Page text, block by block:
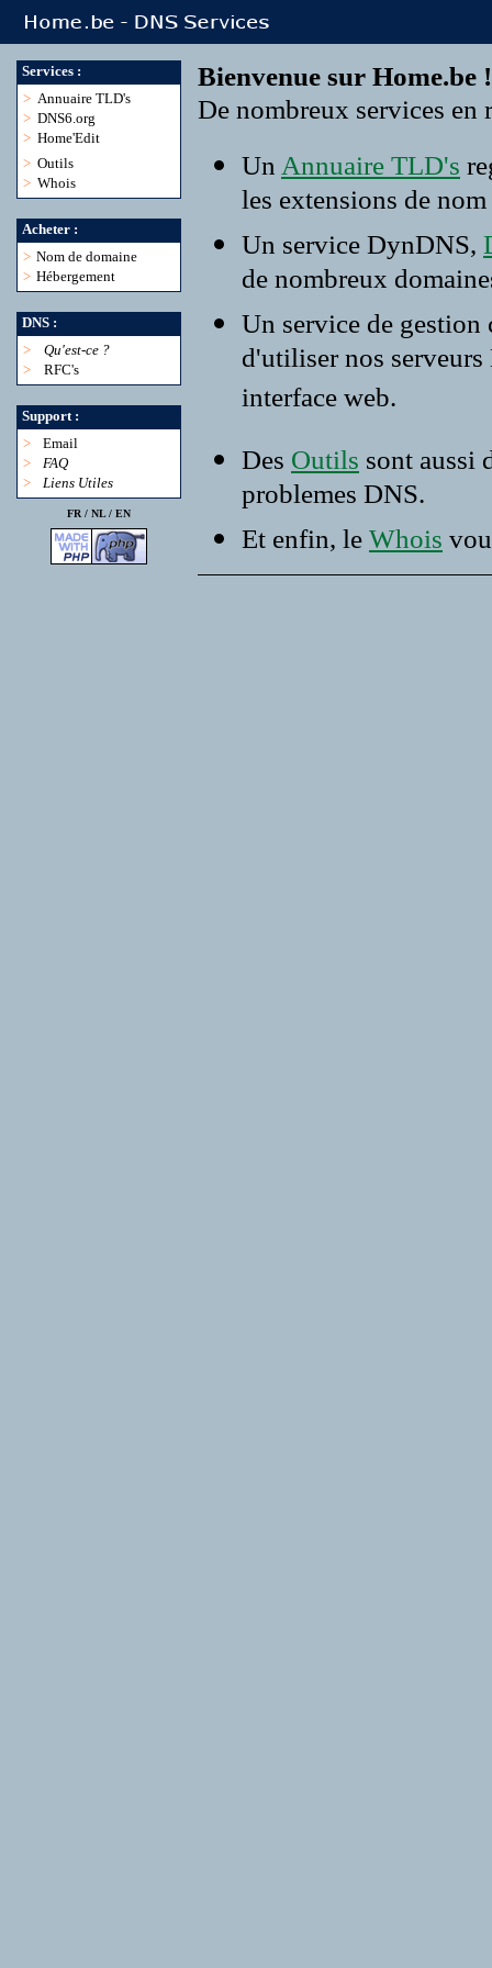
Services :
> Annuaire TLD's
> DNS6.org
> Home'Edit
> Outils
> Whois
Acheter :
> Nom de domaine
> Hébergement
DNS :
>
Qu'est-ce ?
>
RFC's
Support :
>
Email
>
FAQ
>
Liens Utiles
FR / NL/ EN
Bienvenue sur Home.be !
De nombreux services
Un Annuaire TLD's
les extensions de
Un service DynDNS,
de nombreux
Un service de
d'utiliser nos
interface web.
Des Outils sont aussi
problemes DNS.
Et enfin, le Whois